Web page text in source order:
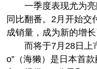
一季度表现尤为亮
同比翻番。2月开始交
成销量，成为新的增长
而将于7月28日上
o”（海獭）是日本首